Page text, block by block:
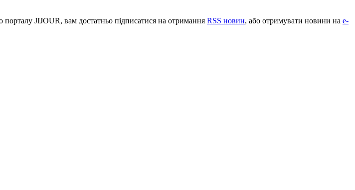
JIJOUR, вам достатньо підписатися на отримання RSS новин, або отримувати новини на e-